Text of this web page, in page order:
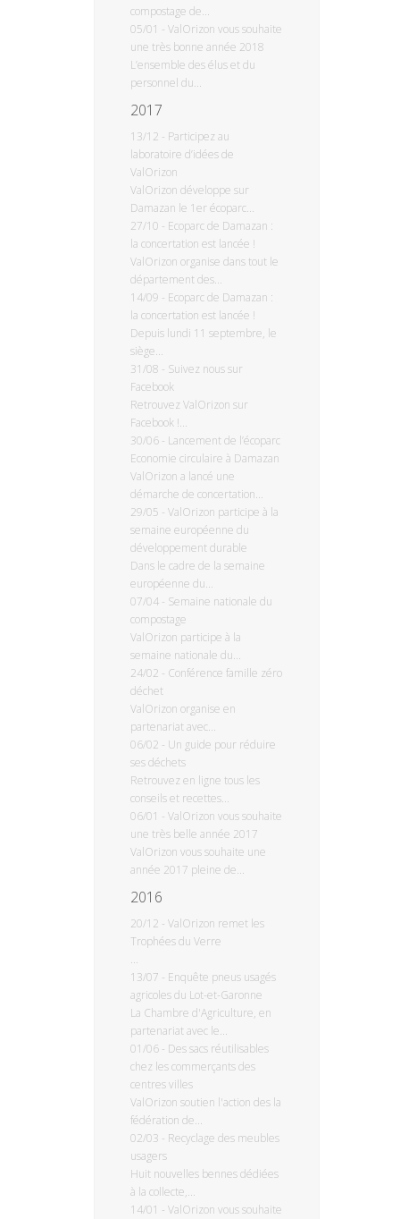
compostage de...
05/01 - ValOrizon vous souhaite
une très bonne année 2018
L’ensemble des élus et du
personnel du...
2017
13/12 - Participez au
laboratoire d’idées de
ValOrizon
ValOrizon développe sur
Damazan le 1er écoparc...
27/10 - Ecoparc de Damazan :
la concertation est lancée !
ValOrizon organise dans tout le
département des...
14/09 - Ecoparc de Damazan :
la concertation est lancée !
Depuis lundi 11 septembre, le
siège...
31/08 - Suivez nous sur
Facebook
Retrouvez ValOrizon sur
Facebook !...
30/06 - Lancement de l’écoparc
Economie circulaire à Damazan
ValOrizon a lancé une
démarche de concertation...
29/05 - ValOrizon participe à la
semaine européenne du
développement durable
Dans le cadre de la semaine
européenne du...
07/04 - Semaine nationale du
compostage
ValOrizon participe à la
semaine nationale du...
24/02 - Conférence famille zéro
déchet
ValOrizon organise en
partenariat avec...
06/02 - Un guide pour réduire
ses déchets
Retrouvez en ligne tous les
conseils et recettes...
06/01 - ValOrizon vous souhaite
une très belle année 2017
ValOrizon vous souhaite une
année 2017 pleine de...
2016
20/12 - ValOrizon remet les
Trophées du Verre
...
13/07 - Enquête pneus usagés
agricoles du Lot-et-Garonne
La Chambre d'Agriculture, en
partenariat avec le...
01/06 - Des sacs réutilisables
chez les commerçants des
centres villes
ValOrizon soutien l'action des la
fédération de...
02/03 - Recyclage des meubles
usagers
Huit nouvelles bennes dédiées
à la collecte,...
14/01 - ValOrizon vous souhaite